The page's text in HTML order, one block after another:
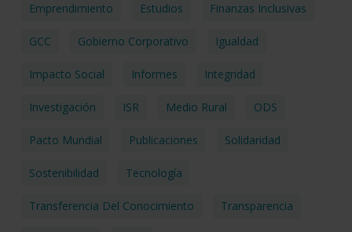
Emprendimiento Estudios Finanzas Inclusivas
GCC Gobierno Corporativo Igualdad
Impacto Social Informes Integridad
Investigación ISR Medio Rural ODS
Pacto Mundial Publicaciones Solidaridad
Sostenibilidad Tecnología
Transferencia Del Conocimiento Transparencia